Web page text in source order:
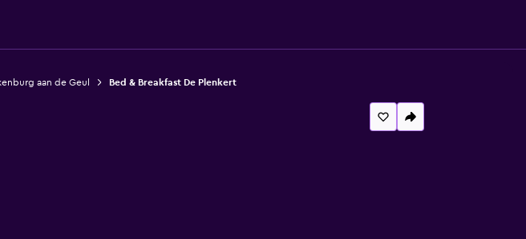
aan de Geul Bed & Breakfast De Plenkert